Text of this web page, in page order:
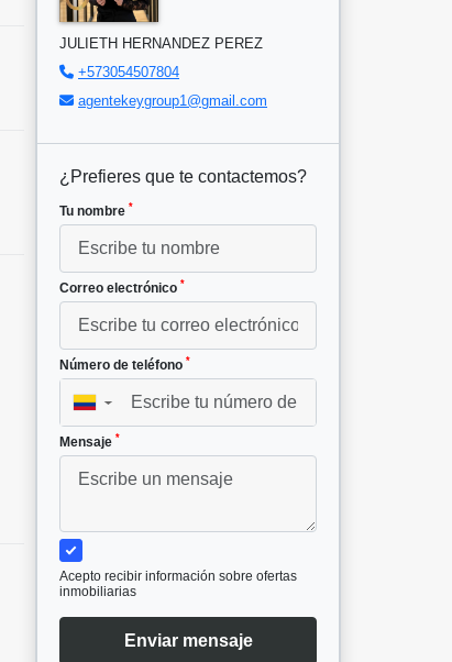
JULIETH HERNANDEZ PEREZ
+573054507804
agentekeygroup1@gmail.com
¿Prefieres que te contactemos?
Tu nombre *
Correo electrónico *
Número de teléfono *
▼
Mensaje *
Acepto recibir información sobre ofertas
inmobiliarias
Enviar mensaje